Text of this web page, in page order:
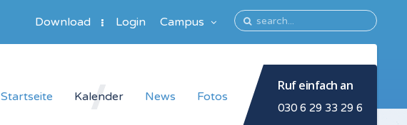
Campus
Download Login
Startseite Kalender News Fotos
Ruf einfach an
030 6 29 33 29 6